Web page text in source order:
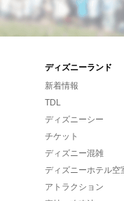
ディズニーランド
新着情報
TDL
ディズニーシー
チケット
ディズニー混雑
ディズニーホテル空
アトラクション